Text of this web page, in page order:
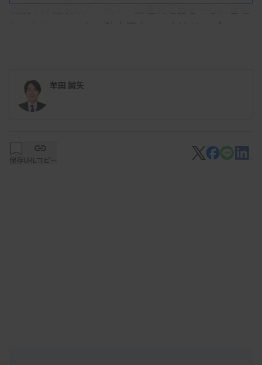
当院では血液ガス、ACT、血糖測定器を中心に管理
しており、2025年の院内調査では血液ガス8台、
用いており、2023年には凝固測定を迅速に行う目的
で全血フィブリノゲン測定装置と血液粘弾性検査装
置も導入しました。新規導入は麻酔科医の要望や臨
います。一方、他の診療科では臨床検査技師に相談
牟田 誠矢
保存URLコピー